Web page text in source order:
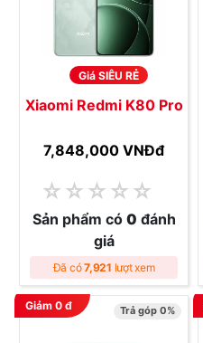
Giá SIÊU RẺ
Xiaomi Redmi K80 Pro
7,848,000 VNĐđ
☆ ☆ ☆ ☆ ☆
Sản phẩm có 0 đánh
giá
Đã có7,921 lượt xem
Giảm 0đ Trả góp 0%